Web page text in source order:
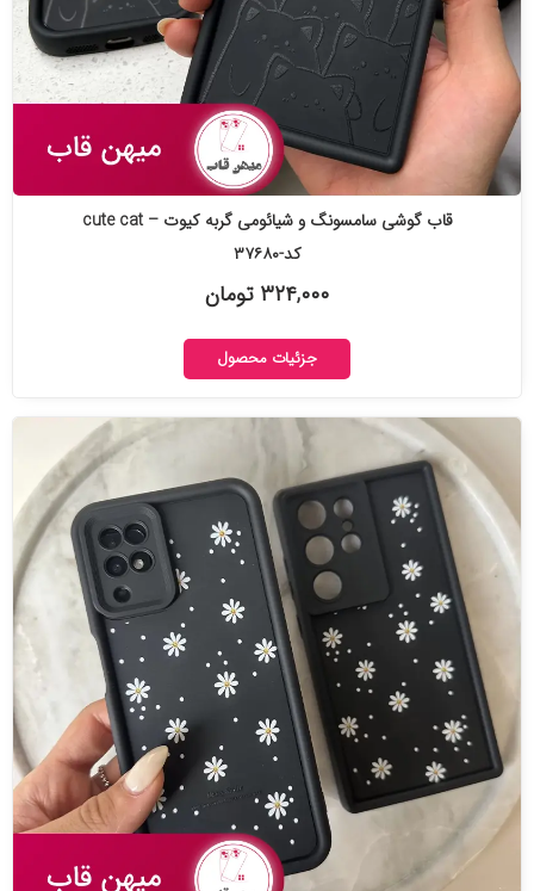
قاب گوشی سامسونگ و شیائومی گربه کیوت – cute cat
کد-۳۷۶۸۰
۳۲۴,۰۰۰ تومان
جزئیات محصول